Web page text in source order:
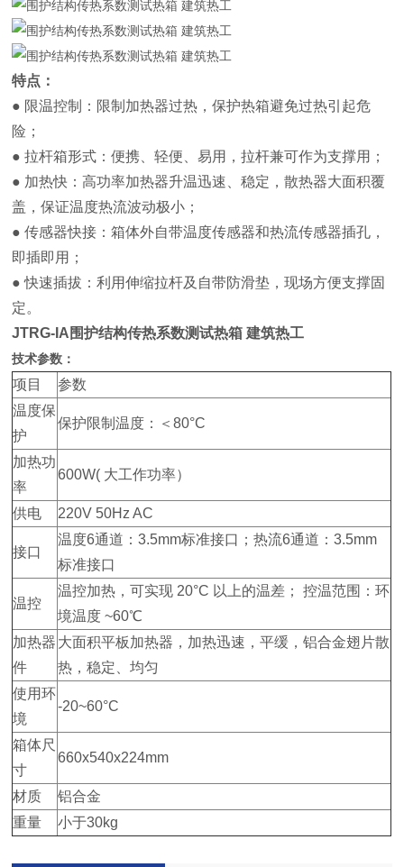
特点：
● 限温控制：限制加热器过热，保护热箱避免过热引起危
险；
● 拉杆箱形式：便携、轻便、易用，拉杆兼可作为支撑用；
● 加热快：高功率加热器升温迅速、稳定，散热器大面积覆
盖，保证温度热流波动极小；
● 传感器快接：箱体外自带温度传感器和热流传感器插孔，
即插即用；
● 快速插拔：利用伸缩拉杆及自带防滑垫，现场方便支撑固
定。
JTRG-IA 围护结构传热系数测试热箱 建筑热工
技术参数：
项目
参数
温度保
护
保护限制温度：＜80°C
加热功
率
600W( 大工作功率）
供电 220V 50Hz AC
接口
温度6通道：3.5mm标准接口；热流6通道：3.5mm
标准接口
温控
温控加热，可实现 20°C 以上的温差； 控温范围：环
境温度 ~60℃
加热器
件
大面积平板加热器，加热迅速，平缓，铝合金翅片散
热，稳定、均匀
使用环
境
-20~60°C
箱体尺
寸
660x540x224mm
材质
铝合金
重量
小于30kg